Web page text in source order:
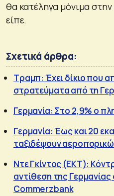
θα κατέληγα μόνιμα στην
είπε.
Σχετικά άρθρα:
Τραμπ: Έχει δίκιο που
στρατεύματα από τη
Γερμανία: Στο 2,9% ο
Γερμανία: Έως και 20
ταξιδέψουν
Ντε Γκίντος (ΕΚΤ):
αντίθεση της
Commerzbank